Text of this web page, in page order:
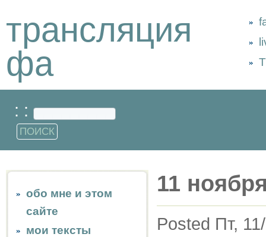
трансляция
фа
: :
обо мне и этом
сайте
мои тексты
11
Posted Пт,